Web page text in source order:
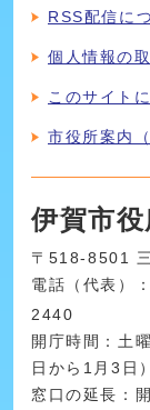
RSS配信に
個人情報の
このサイト
市役所案内
伊賀市役
〒518-8501
電話（代表）
2440
開庁時間：土
日から1月3日
窓口の延長：